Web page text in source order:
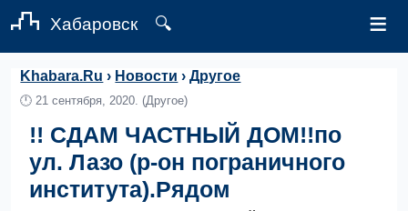
Хабаровск 🔍 ≡
Khabara.Ru › Новости ›Другое
🕛21 сентября, 2020. (Другое)
!! СДАМ ЧАСТНЫЙ ДОМ!!по
ул. Лазо (р-он пограничного
института).Рядом